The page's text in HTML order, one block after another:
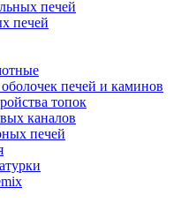
печей
печей
печей и каминов
топок
каналов
печей